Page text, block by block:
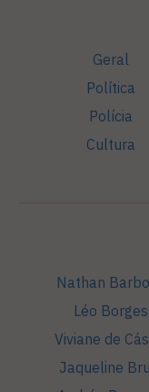
Geral
Política
Polícia
Cultura
Nathan
Léo Borges
Viviane de
Jaqueline